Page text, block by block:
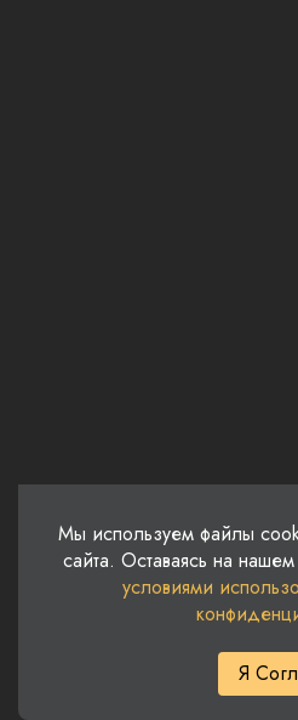
Политика конфиденциальности
Мы используем файлы
сайта. Оставаясь на
условиями
Я